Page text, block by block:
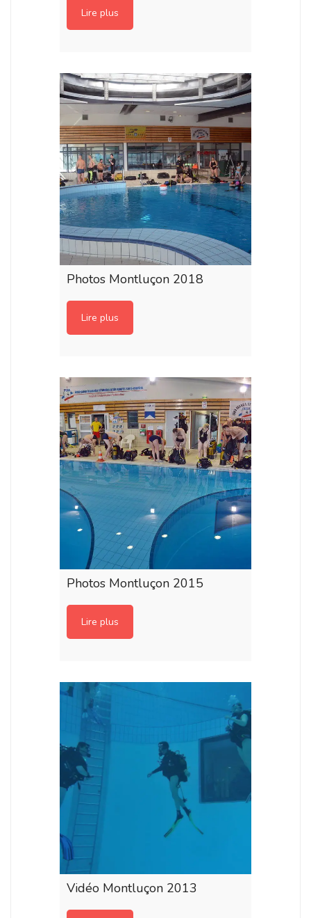
Lire plus
Photos Montluçon 2018
Lire plus
Photos Montluçon 2015
Lire plus
Vidéo Montluçon 2013